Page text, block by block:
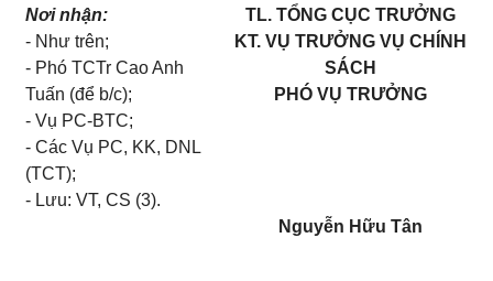
Nơi nhận:
- Như trên;
- Phó TCTr Cao Anh
Tuấn (để b/c);
- Vụ PC-BTC;
- Các Vụ PC, KK, DNL
(TCT);
- Lưu: VT, CS (3).
TL. TỔNG CỤC TRƯỞNG
KT. VỤ TRƯỞNG VỤ CHÍNH
SÁCH
PHÓ VỤ TRƯỞNG
Nguyễn Hữu Tân